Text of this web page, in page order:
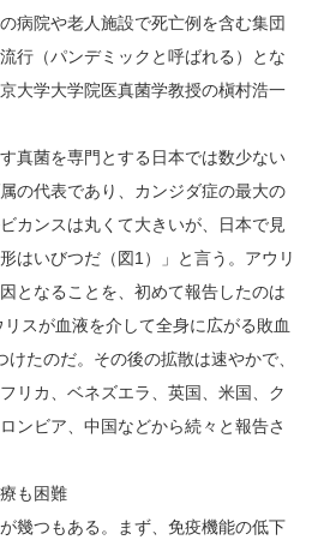
病院や老人施設で死亡例を含む集団
行（パンデミックと呼ばれる）とな
大学大学院医真菌学教授の槇村浩一
真菌を専門とする日本では数少ない
の代表であり、カンジダ症の最大の
カンスは丸くて大きいが、日本で見
はいびつだ（図1）」と言う。アウリ
となることを、初めて報告したのは
スが血液を介して全身に広がる敗血
たのだ。その後の拡散は速やかで、
リカ、ベネズエラ、英国、米国、ク
ンビア、中国などから続々と報告さ
も困難
幾つもある。まず、免疫機能の低下